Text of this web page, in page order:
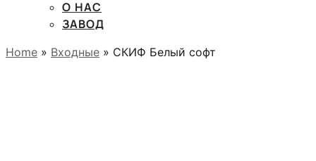
О НАС
ЗАВОД
Home » Входные » СКИФ Белый софт